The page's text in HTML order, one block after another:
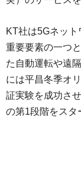
KT社は5Gネッ
重要要素の一つ
た自動運転や遠
には平昌冬季オ
証実験を成功さ
の第1段階をスタ